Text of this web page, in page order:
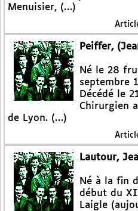
Menuisier, (…)
Peiffer,
Né le 28
septembre
Décédé le
Chirurgien
de Lyon. (…)
Lautour,
Né à la fin
début du
Laigle